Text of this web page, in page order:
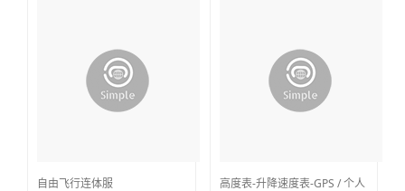
自由飞行连体服 高度表-升降速度表-GPS / 个人